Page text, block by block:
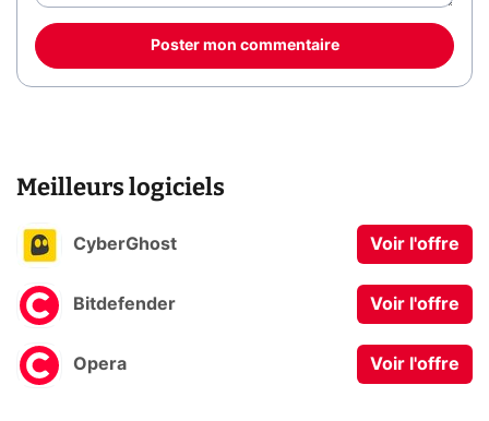
Poster mon commentaire
Meilleurs logiciels
CyberGhost Voir l'offre
Bitdefender Voir l'offre
Opera Voir l'offre